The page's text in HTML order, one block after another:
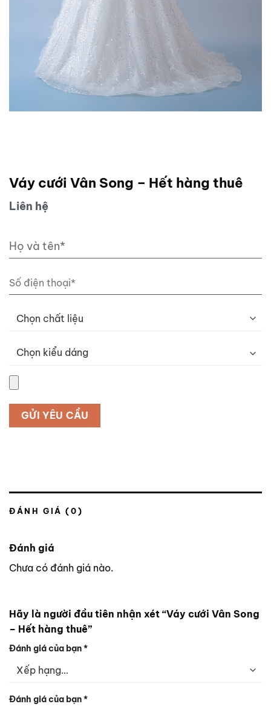
Váy cưới Vân Song – Hết hàng thuê
Liên hệ
ĐÁNH GIÁ (0)
Đánh giá
Chưa có đánh giá nào.
Hãy là người đầu tiên nhận xét “Váy cưới Vân Song
– Hết hàng thuê”
Đánh giá của bạn*
Đánh giá của bạn*